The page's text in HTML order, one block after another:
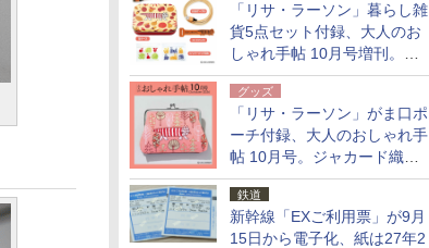
「リサ・ラーソン」暮らし雑
貨5点セット付録、大人のお
しゃれ手帖 10月号増刊。
USBケーブルや缶ケースなど
グッズ
「リサ・ラーソン」がま口ポ
ーチ付録、大人のおしゃれ手
帖 10月号。ジャカード織の
北欧猫デザイン
鉄道
新幹線「EXご利用票」が9月
15日から電子化、紙は27年2